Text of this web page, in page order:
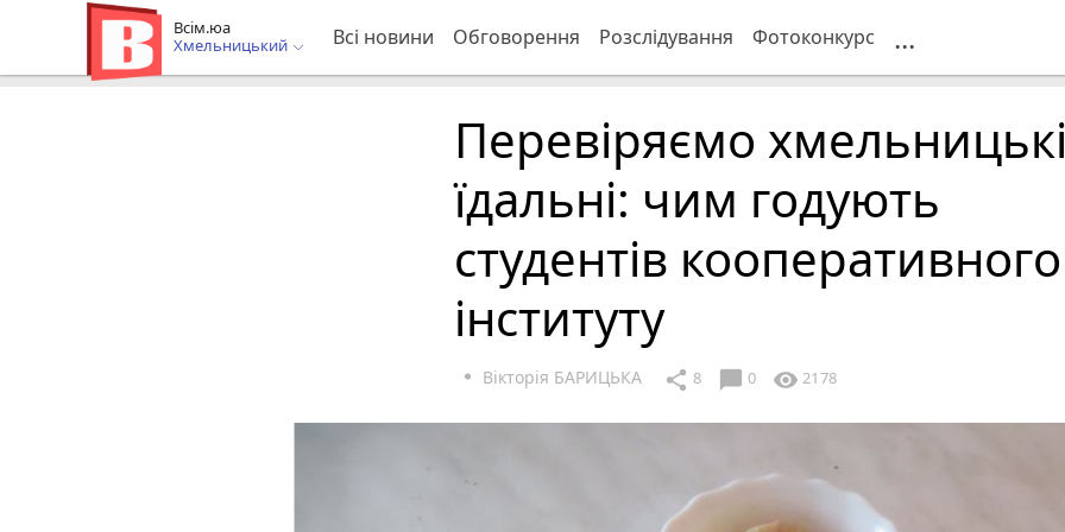
Всім.юа
Хмельницький
Всі новини Обговорення Розслідування Фотоконкурс ...
Перевіряємо хмельницькі
їдальні: чим годують
студентів кооперативного
інституту
Вікторія БАРИЦЬКА share 8 chat_bubble 0 visibility 2178